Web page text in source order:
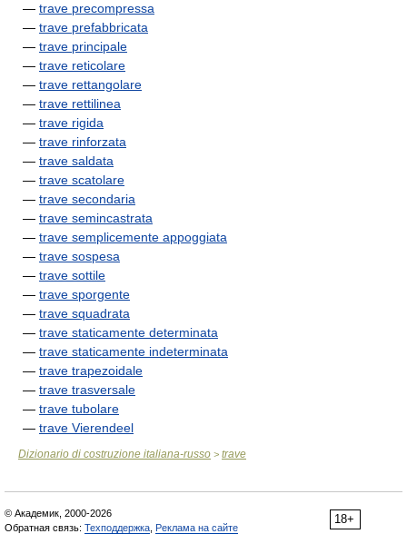
— trave precompressa
— trave prefabbricata
— trave principale
— trave reticolare
— trave rettangolare
— trave rettilinea
— trave rigida
— trave rinforzata
— trave saldata
— trave scatolare
— trave secondaria
— trave semincastrata
— trave semplicemente appoggiata
— trave sospesa
— trave sottile
— trave sporgente
— trave squadrata
— trave staticamente determinata
— trave staticamente indeterminata
— trave trapezoidale
— trave trasversale
— trave tubolare
— trave Vierendeel
Dizionario di costruzione italiana-russo > trave
18+
© Академик, 2000-2026
Обратная связь: Техподдержка Реклама на сайте